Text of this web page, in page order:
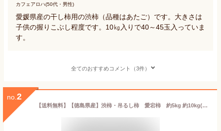
カフェアロハ(50代・男性)
愛媛県産の干し柿用の渋柿（品種はあたご）です。大きさは
子供の握りこぶし程度です。10㎏入りで40～45玉入っていま
す。
全てのおすすめコメント（3件）
no. 2
【送料無料】【徳島県産】渋柿・吊るし柿 愛宕柿 約5kg 約10kg(北海道沖縄別途送料加算)